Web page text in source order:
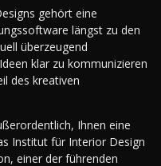
gehört eine
längst zu den
überzeugend
klar zu kommunizieren
des kreativen
Ihnen eine
Institut für Interior Design
einer der führenden